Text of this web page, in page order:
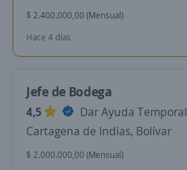
$ 2.400.000,00 (Mensual)
Hace 4 días
Jefe de Bodega
4,5
Dar Ayuda Temporal
Cartagena de Indias, Bolívar
$ 2.000.000,00 (Mensual)